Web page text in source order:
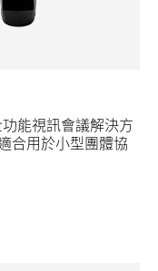
能視訊會議解決方
合用於小型團體協